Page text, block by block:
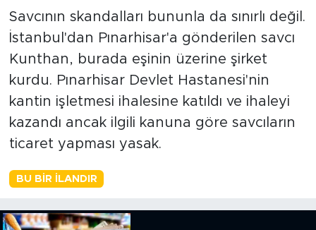
Savcının skandalları bununla da sınırlı değil.
İstanbul'dan Pınarhisar'a gönderilen savcı
Kunthan, burada eşinin üzerine şirket
kurdu. Pınarhisar Devlet Hastanesi'nin
kantin işletmesi ihalesine katıldı ve ihaleyi
kazandı ancak ilgili kanuna göre savcıların
ticaret yapması yasak.
BU BIR İLANDIR